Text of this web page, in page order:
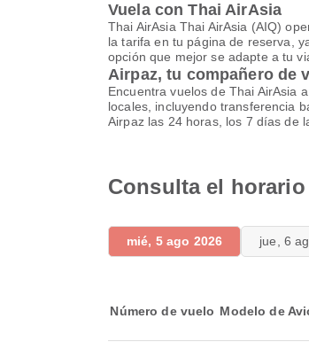
Vuela con Thai AirAsia
Thai AirAsia Thai AirAsia (AIQ)
la tarifa en tu página de reserva,
opción que mejor se adapte a tu
Airpaz, tu compañero de
Encuentra vuelos de Thai AirAsia
locales, incluyendo transferencia
Airpaz las 24 horas, los 7 días de
Consulta el
mié, 5 ago 2026 jue, 6
Número de vuelo Modelo de